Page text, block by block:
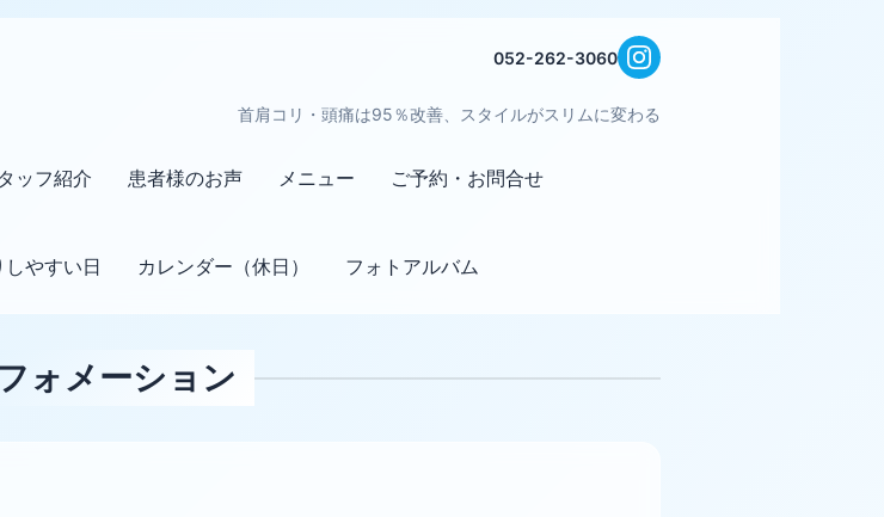
052-262-3060
首肩コリ・頭痛は95％改善、スタイルがスリムに変わる
ッフ紹介 患者様のお声 メニュー ご予約・お問合せ
やすい日 カレンダー（休日） フォトアルバム
ォメーション